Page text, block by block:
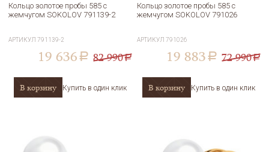
Кольцо золотое пробы 585 с
жемчугом SOKOLOV 791139-2
АРТИКУЛ 791139-2
19 636 a 82 990a
В корзину Купить в один клик
Кольцо золотое пробы 585 с
жемчугом SOKOLOV 791026
АРТИКУЛ 791026
19 883 a 72 990a
В корзину Купить в один клик